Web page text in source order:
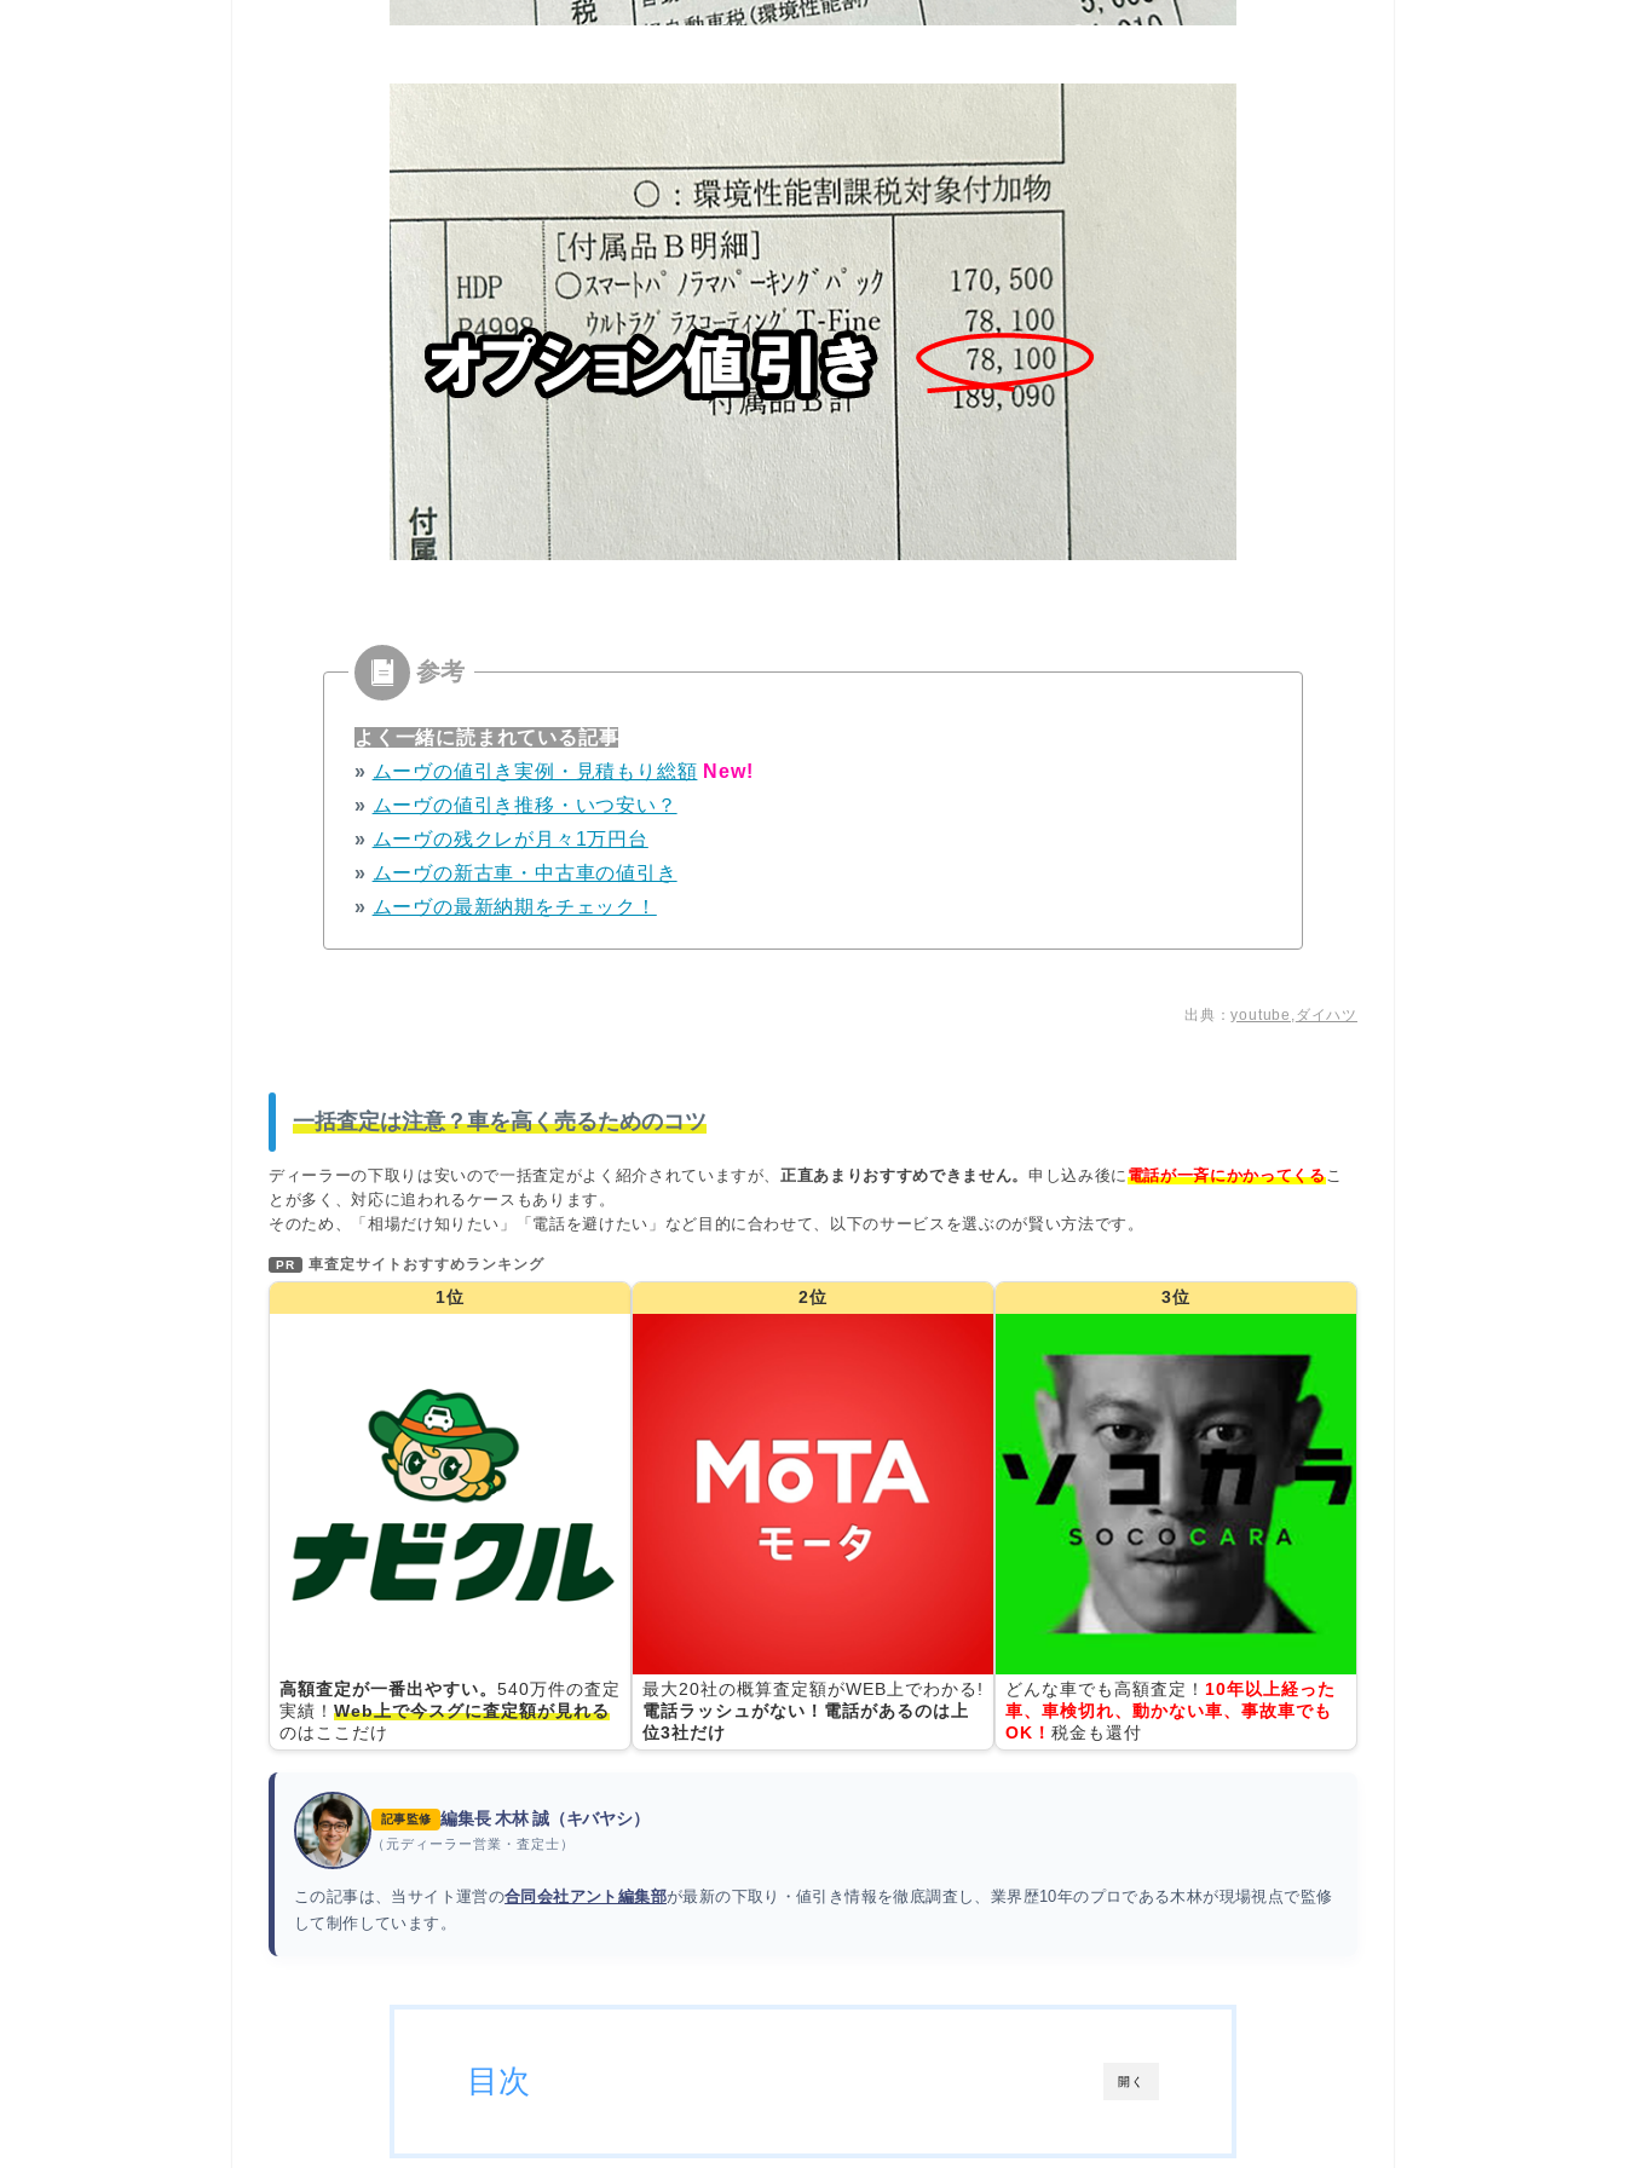
よく一緒に読まれている記事
» ムーヴの値引き実例・見積もり総額 New!
» ムーヴの値引き推移・いつ安い？
» ムーヴの残クレが月々1万円台
» ムーヴの新古車・中古車の値引き
» ムーヴの最新納期をチェック！
出典：youtube ,ダイハツ
一括査定は注意？車を高く売るためのコツ
ディーラーの下取りは安いので一括査定がよく紹介されていますが、正直あまりおすすめできません。 申し込み後に電話が一斉にかかってくるこ
とが多く、対応に追われるケースもあります。
そのため、「相場だけ知りたい」「電話を避けたい」など目的に合わせて、以下のサービスを選ぶのが賢い方法です。
PR 車査定サイトおすすめランキング
1位
高額査定が一番出やすい。 540万件の査定
実績！ Web上で今スグに査定額が見れる
のはここだけ
2位
最大20社の概算査定額がWEB上でわかる!
電話ラッシュがない！電話があるのは上
位3社だけ
3位
どんな車でも高額査定！ 10年以上経った
車、車検切れ、動かない車、事故車でも
OK！ 税金も還付
記事監修 編集長 木林 誠（キバヤシ）
（元ディーラー営業・査定士）
この記事は、当サイト運営の合同会社アント編集部が最新の下取り・値引き情報を徹底調査し、業界歴10年のプロである木林が現場視点で監修
して制作しています。
開く
目次